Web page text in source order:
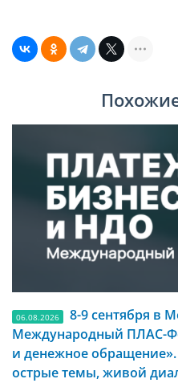
06.08.2026
8-9 сентября в
Международный ПЛАС-
и денежное
острые темы, живой